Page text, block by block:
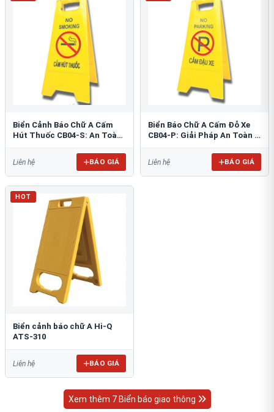
Biển Cảnh Báo Chữ A Cấm
Hút Thuốc CB04-S: An Toàn
Liên hệ BÁO GIÁ
Biển Báo Chữ A Cấm Đỗ Xe
CB04-P: Giải Pháp An Toàn &
Liên hệ BÁO GIÁ
HOT
Biển cảnh báo chữ A Hi-Q
ATS-310
Liên hệ BÁO GIÁ
Xem thêm 7 Biển báo giao thông